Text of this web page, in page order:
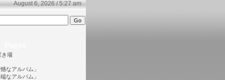
August 6, 2026 / 5:27 am
き場
なアルバム」
なアルバム」